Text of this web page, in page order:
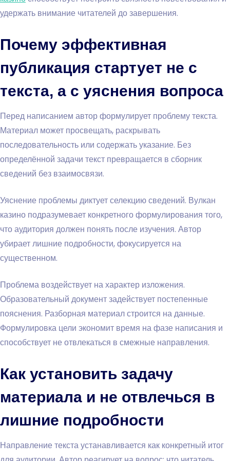
удержать внимание читателей до завершения.
Почему эффективная
публикация стартует не с
текста, а с уяснения вопроса
Перед написанием автор формулирует проблему текста.
Материал может просвещать, раскрывать
последовательность или содержать указание. Без
определённой задачи текст превращается в сборник
сведений без взаимосвязи.
Уяснение проблемы диктует селекцию сведений. Вулкан
казино подразумевает конкретного формулирования того,
что аудитория должен понять после изучения. Автор
убирает лишние подробности, фокусируется на
существенном.
Проблема воздействует на характер изложения.
Образовательный документ задействует постепенные
пояснения. Разборная материал строится на данные.
Формулировка цели экономит время на фазе написания и
способствует не отвлекаться в смежные направления.
Как установить задачу
материала и не отвлечься в
лишние подробности
Направление текста устанавливается как конкретный итог